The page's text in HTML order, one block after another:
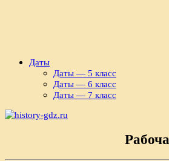
Даты
Даты — 5 класс
Даты — 6 класс
Даты — 7 класс